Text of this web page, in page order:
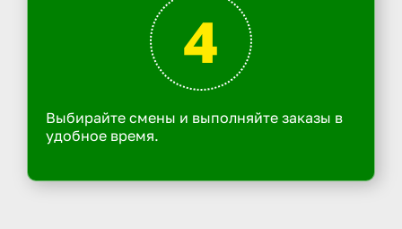
4
Выбирайте смены и выполняйте заказы в
удобное время.